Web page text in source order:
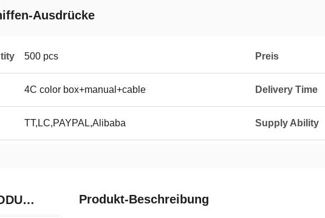
Ausdrücke
500 pcs Preis
4C color box+manual+cable Delivery Time
TT,LC,PAYPAL,Alibaba Supply Ability
VERWANDTE PRODUKTE Produkt-Beschreibung